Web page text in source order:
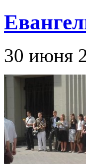
30 июня